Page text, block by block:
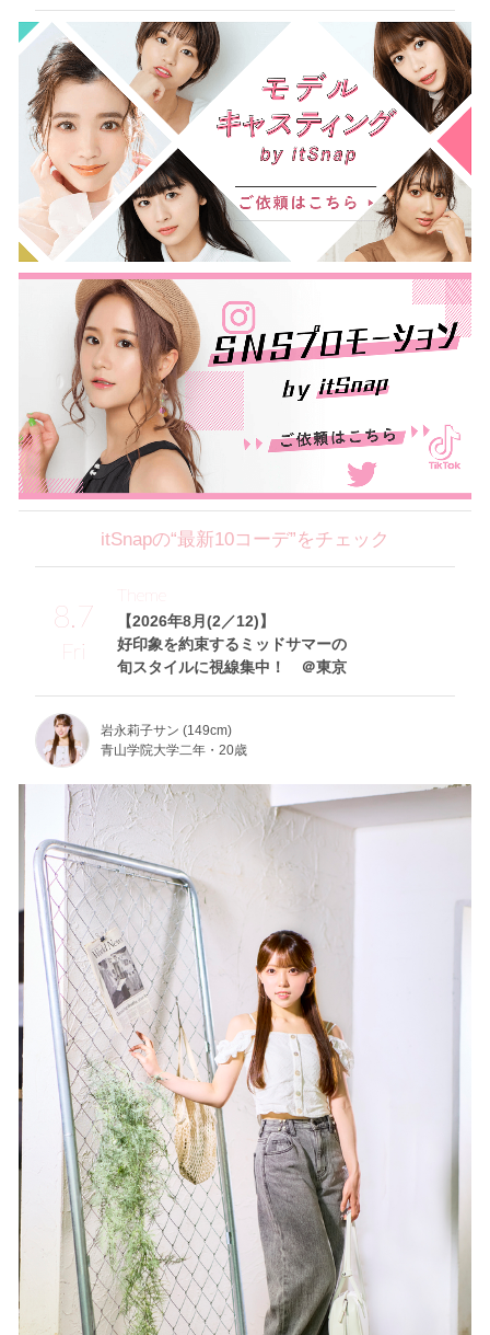
itSnapの“最新10コーデ”をチェック
8.7
Fri
【2026年8月(2／12)】
好印象を約束するミッドサマーの
旬スタイルに視線集中！ ＠東京
Theme
岩永莉子サン (149cm)
青山学院大学二年・20歳